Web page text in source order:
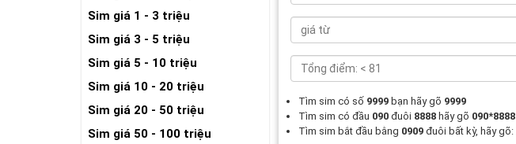
Sim giá 1 - 3 triệu
Sim giá 3 - 5 triệu
Sim giá 5 - 10 triệu
Sim giá 10 - 20 triệu
Sim giá 20 - 50 triệu
Sim giá 50 - 100 triệu
Tìm sim có số 9999 bạn hãy gõ 9999
Tìm sim có đầu 090đuôi 8888 hãy gõ 090*8888
Tìm sim bắt đầu bằng 0909 đuôi bất kỳ, hãy gõ: